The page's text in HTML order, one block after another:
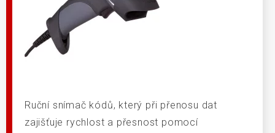
Ruční snímač kódů, který při přenosu dat
zajišťuje rychlost a přesnost pomocí